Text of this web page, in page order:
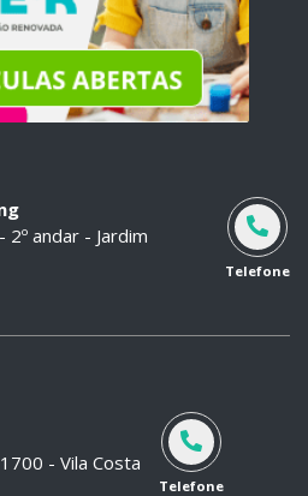
andar - Jardim
Telefone
- Vila Costa
Telefone